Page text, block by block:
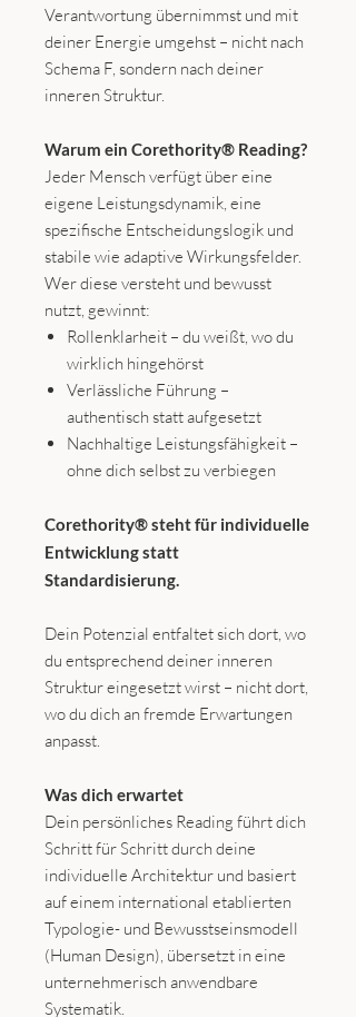
Verantwortung übernimmst und mit
deiner Energie umgehst – nicht nach
Schema F, sondern nach deiner
inneren Struktur.
Warum ein Corethority® Reading?
Jeder Mensch verfügt über eine
eigene Leistungsdynamik, eine
spezifische Entscheidungslogik und
stabile wie adaptive Wirkungsfelder.
Wer diese versteht und bewusst
nutzt, gewinnt:
Rollenklarheit – du weißt, wo du
wirklich hingehörst
Verlässliche Führung –
authentisch statt aufgesetzt
Nachhaltige Leistungsfähigkeit –
ohne dich selbst zu verbiegen
Corethority® steht für individuelle
Entwicklung statt
Standardisierung.
Dein Potenzial entfaltet sich dort, wo
du entsprechend deiner inneren
Struktur eingesetzt wirst – nicht dort,
wo du dich an fremde Erwartungen
anpasst.
Was dich erwartet
Dein persönliches Reading führt dich
Schritt für Schritt durch deine
individuelle Architektur und basiert
auf einem international etablierten
Typologie- und Bewusstseinsmodell
(Human Design), übersetzt in eine
unternehmerisch anwendbare
Systematik.